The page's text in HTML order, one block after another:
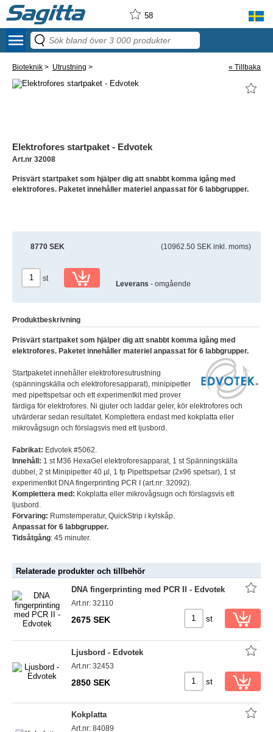
58
menu
Bioteknik > Utrustning > « Tillbaka
Elektrofores startpaket - Edvotek
Art.nr 32008
Prisvärt startpaket som hjälper dig att snabbt komma igång med
elektrofores. Paketet innehåller materiel anpassat för 6 labbgrupper.
8770 SEK (10962.50 SEK inkl. moms)
st
Leverans - omgående
Produktbeskrivning
Prisvärt startpaket som hjälper dig att snabbt komma igång med
elektrofores. Paketet innehåller materiel anpassat för 6 labbgrupper.
Startpaketet innehåller elektroforesutrustning
(spänningskälla och elektroforesapparat), minipipetter
med pipettspetsar och ett experimentkit med prover
färdiga för elektrofores. Ni gjuter och laddar geler, kör elektrofores och
utvärderar sedan resultatet. Komplettera endast med kokplatta eller
mikrovågsugn och förslagsvis med ett ljusbord.
Fabrikat: Edvotek #5062.
Innehåll: 1 st M36 HexaGel elektroforesapparat, 1 st Spänningskälla
dubbel, 2 st Minipipetter 40 µl, 1 fp Pipettspetsar (2x96 spetsar), 1 st
experimentkit DNA fingerprinting PCR I (art.nr: 32092).
Komplettera med: Kokplatta eller mikrovågsugn och förslagsvis ett
ljusbord.
Förvaring: Rumstemperatur, QuickStrip i kylskåp.
Anpassat för 6 labbgrupper.
Tidsåtgång: 45 minuter.
Relaterade produkter och tillbehör
DNA fingerprinting med PCR II - Edvotek
Art.nr: 32110
2675 SEK st
Ljusbord - Edvotek
Art.nr: 32453
2850 SEK st
Kokplatta
Art.nr: 84089